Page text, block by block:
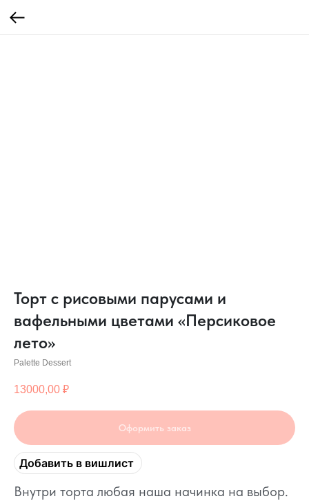
Торт c рисовыми парусами и
вафельными цветами «Персиковое
лето»
Palette Dessert
13000,00 ₽
Оформить заказ
Добавить в вишлист
Внутри торта любая наша начинка на выбор.